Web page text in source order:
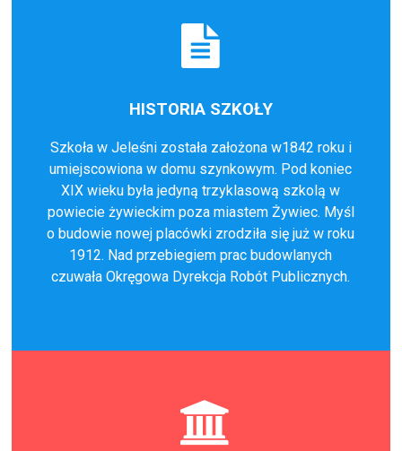
HISTORIA SZKOŁY
Szkoła w Jeleśni została założona w1842 roku i
umiejscowiona w domu szynkowym. Pod koniec
XIX wieku była jedyną trzyklasową szkolą w
powiecie żywieckim poza miastem Żywiec. Myśl
o budowie nowej placówki zrodziła się już w roku
1912. Nad przebiegiem prac budowlanych
czuwała Okręgowa Dyrekcja Robót Publicznych.